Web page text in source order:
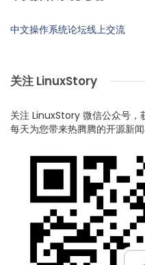
中文操作系统论坛线上交流
关注 LinuxStory
关注 LinuxStory 微信公众号，
每天为您带来热腾腾的开源新